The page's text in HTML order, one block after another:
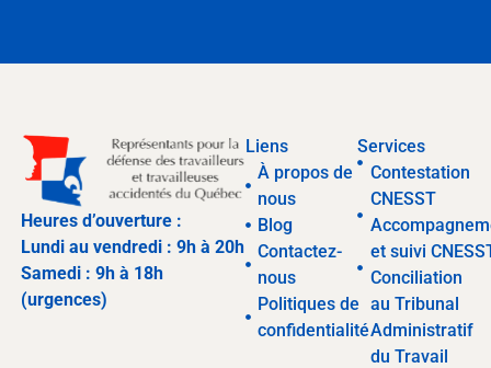
Heures d’ouverture :
Lundi au vendredi : 9h à 20h
Samedi : 9h à 18h
(urgences)
Liens
À propos de
nous
Blog
Contactez-
nous
Politiques de
confidentialité
Services
Contestation
CNESST
et suivi
Conciliation
au Tribunal
Administratif
du Travail